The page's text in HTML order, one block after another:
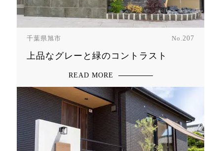
千葉県旭市 No.207
上品なグレーと緑のコントラスト
READ MORE